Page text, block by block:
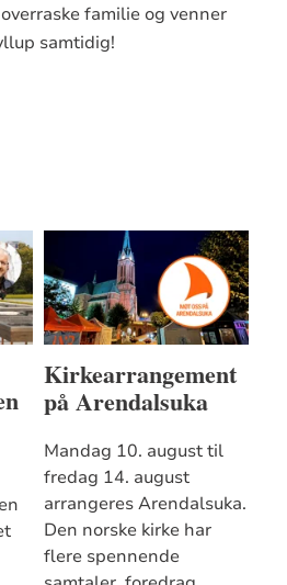
familie og venner
samtidig!
Kirkearrangement
på Arendalsuka
Mandag 10. august til
fredag 14. august
arrangeres Arendalsuka.
Den norske kirke har
flere spennende